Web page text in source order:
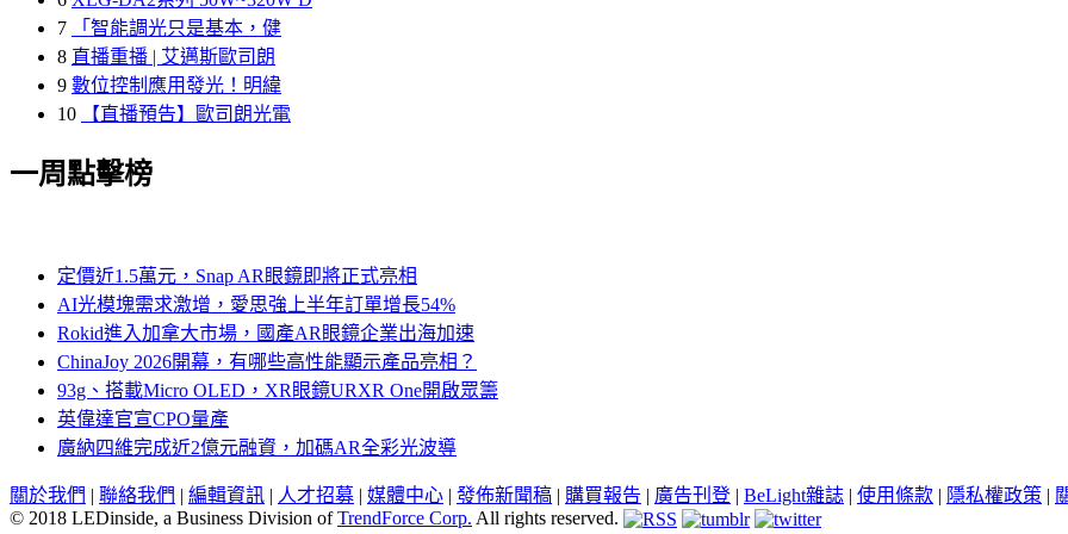
7
「智能調光只是基本，健
8 直播重播 | 艾邁斯歐司朗
9 數位控制應用發光！明緯
10
【直播預告】歐司朗光電
一周點擊榜
定價近1.5萬元，Snap AR眼鏡即將正式亮相
AI光模塊需求激增，愛思強上半年訂單增長54%
Rokid進入加拿大市場，國產AR眼鏡企業出海加速
ChinaJoy 2026開幕，有哪些高性能顯示產品亮相？
93g、搭載Micro OLED，XR眼鏡URXR One開啟眾籌
英偉達官宣CPO量產
廣納四維完成近2億元融資，加碼AR全彩光波導
關於我們 | 聯絡我們 | 編輯資訊 | 人才招募 | 媒體中心 | 發佈新聞稿 | 購買報告 | 廣告刊登 | BeLight雜誌 | 使用條款 | 隱私權政策 |
© 2018 LEDinside, a Business Division ofTrendForce Corp. All rights reserved.